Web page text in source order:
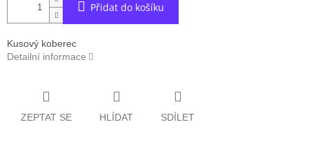
Přidat do košíku
Kusový koberec
Detailní informace
ZEPTAT SE HLÍDAT SDÍLET